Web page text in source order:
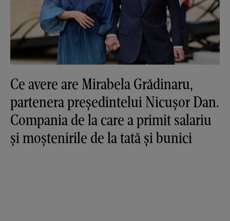
Ce avere are Mirabela Grădinaru,
partenera președintelui Nicușor Dan.
Compania de la care a primit salariu
și moștenirile de la tată și bunici